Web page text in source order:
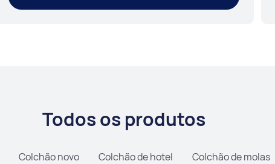
Todos os produtos
Colchão novo Colchão de hotel Colchão de molas